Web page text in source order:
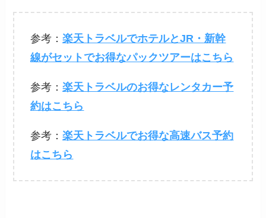
参考：楽天トラベルでホテルとJR・新幹
線がセットでお得なパックツアーはこちら
参考：楽天トラベルのお得なレンタカー予
約はこちら
参考：楽天トラベルでお得な高速バス予約
はこちら